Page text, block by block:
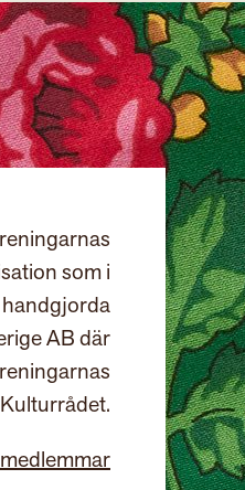
som i
handgjorda
AB där